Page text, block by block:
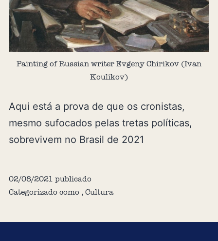
Painting of Russian writer Evgeny Chirikov (Ivan
Koulikov)
Aqui está a prova de que os cronistas,
mesmo sufocados pelas tretas políticas,
sobrevivem no Brasil de 2021
02/08/2021 publicado
Categorizado como , Cultura